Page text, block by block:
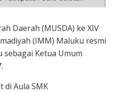
Daerah (MUSDA) ke XIV
(IMM) Maluku resmi
sebagai Ketua Umum
di Aula SMK